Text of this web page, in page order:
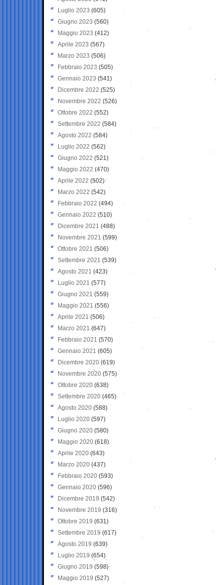
Luglio 2023 (605)
Giugno 2023 (560)
Maggio 2023 (412)
Aprile 2023 (567)
Marzo 2023 (506)
Febbraio 2023 (505)
Gennaio 2023 (541)
Dicembre 2022 (525)
Novembre 2022 (526)
Ottobre 2022 (552)
Settembre 2022 (584)
Agosto 2022 (584)
Luglio 2022 (562)
Giugno 2022 (521)
Maggio 2022 (470)
Aprile 2022 (502)
Marzo 2022 (542)
Febbraio 2022 (494)
Gennaio 2022 (510)
Dicembre 2021 (488)
Novembre 2021 (599)
Ottobre 2021 (506)
Settembre 2021 (539)
Agosto 2021 (423)
Luglio 2021 (577)
Giugno 2021(559)
Maggio 2021 (556)
Aprile 2021 (506)
Marzo 2021 (647)
Febbraio 2021 (570)
Gennaio 2021 (605)
Dicembre 2020 (619)
Novembre 2020 (575)
Ottobre 2020 (638)
Settembre 2020(465)
Agosto 2020 (588)
Luglio 2020 (597)
Giugno 2020 (580)
Maggio 2020 (618)
Aprile 2020 (643)
Marzo 2020 (437)
Febbraio 2020 (593)
Gennaio 2020 (596)
Dicembre 2019 (542)
Novembre 2019 (316)
Ottobre 2019 (631)
Settembre 2019 (617)
Agosto 2019 (639)
Luglio 2019 (654)
Giugno 2019 (598)
Maggio 2019 (527)